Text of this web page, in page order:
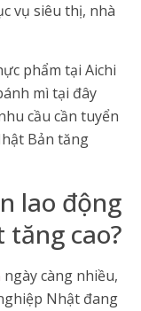
vụ siêu thị, nhà
phẩm tại Aichi
mì tại đây
cầu cần tuyển
Bản tăng
lao động
cao?
ngày càng nhiều,
Nhật đang